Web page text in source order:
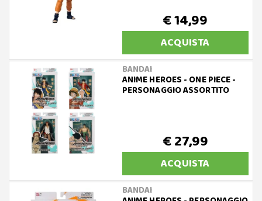
€ 14,99
ACQUISTA
BANDAI
ANIME HEROES - ONE PIECE -
PERSONAGGIO ASSORTITO
€ 27,99
ACQUISTA
BANDAI